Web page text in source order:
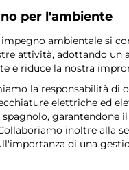
per l'ambiente
ambientale si
attività, adottando un
e riduce la nostra
la responsabilità di
elettriche ed
spagnolo, garantendone
inoltre alla
di una